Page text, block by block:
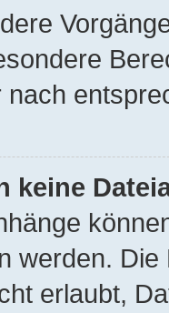
nach
keine
werden.
erlaubt,